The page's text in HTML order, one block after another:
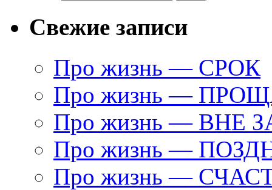
Свежие записи
Про жизнь — СРОК
Про жизнь —
Про жизнь — ВНЕ
Про жизнь —
Про жизнь —